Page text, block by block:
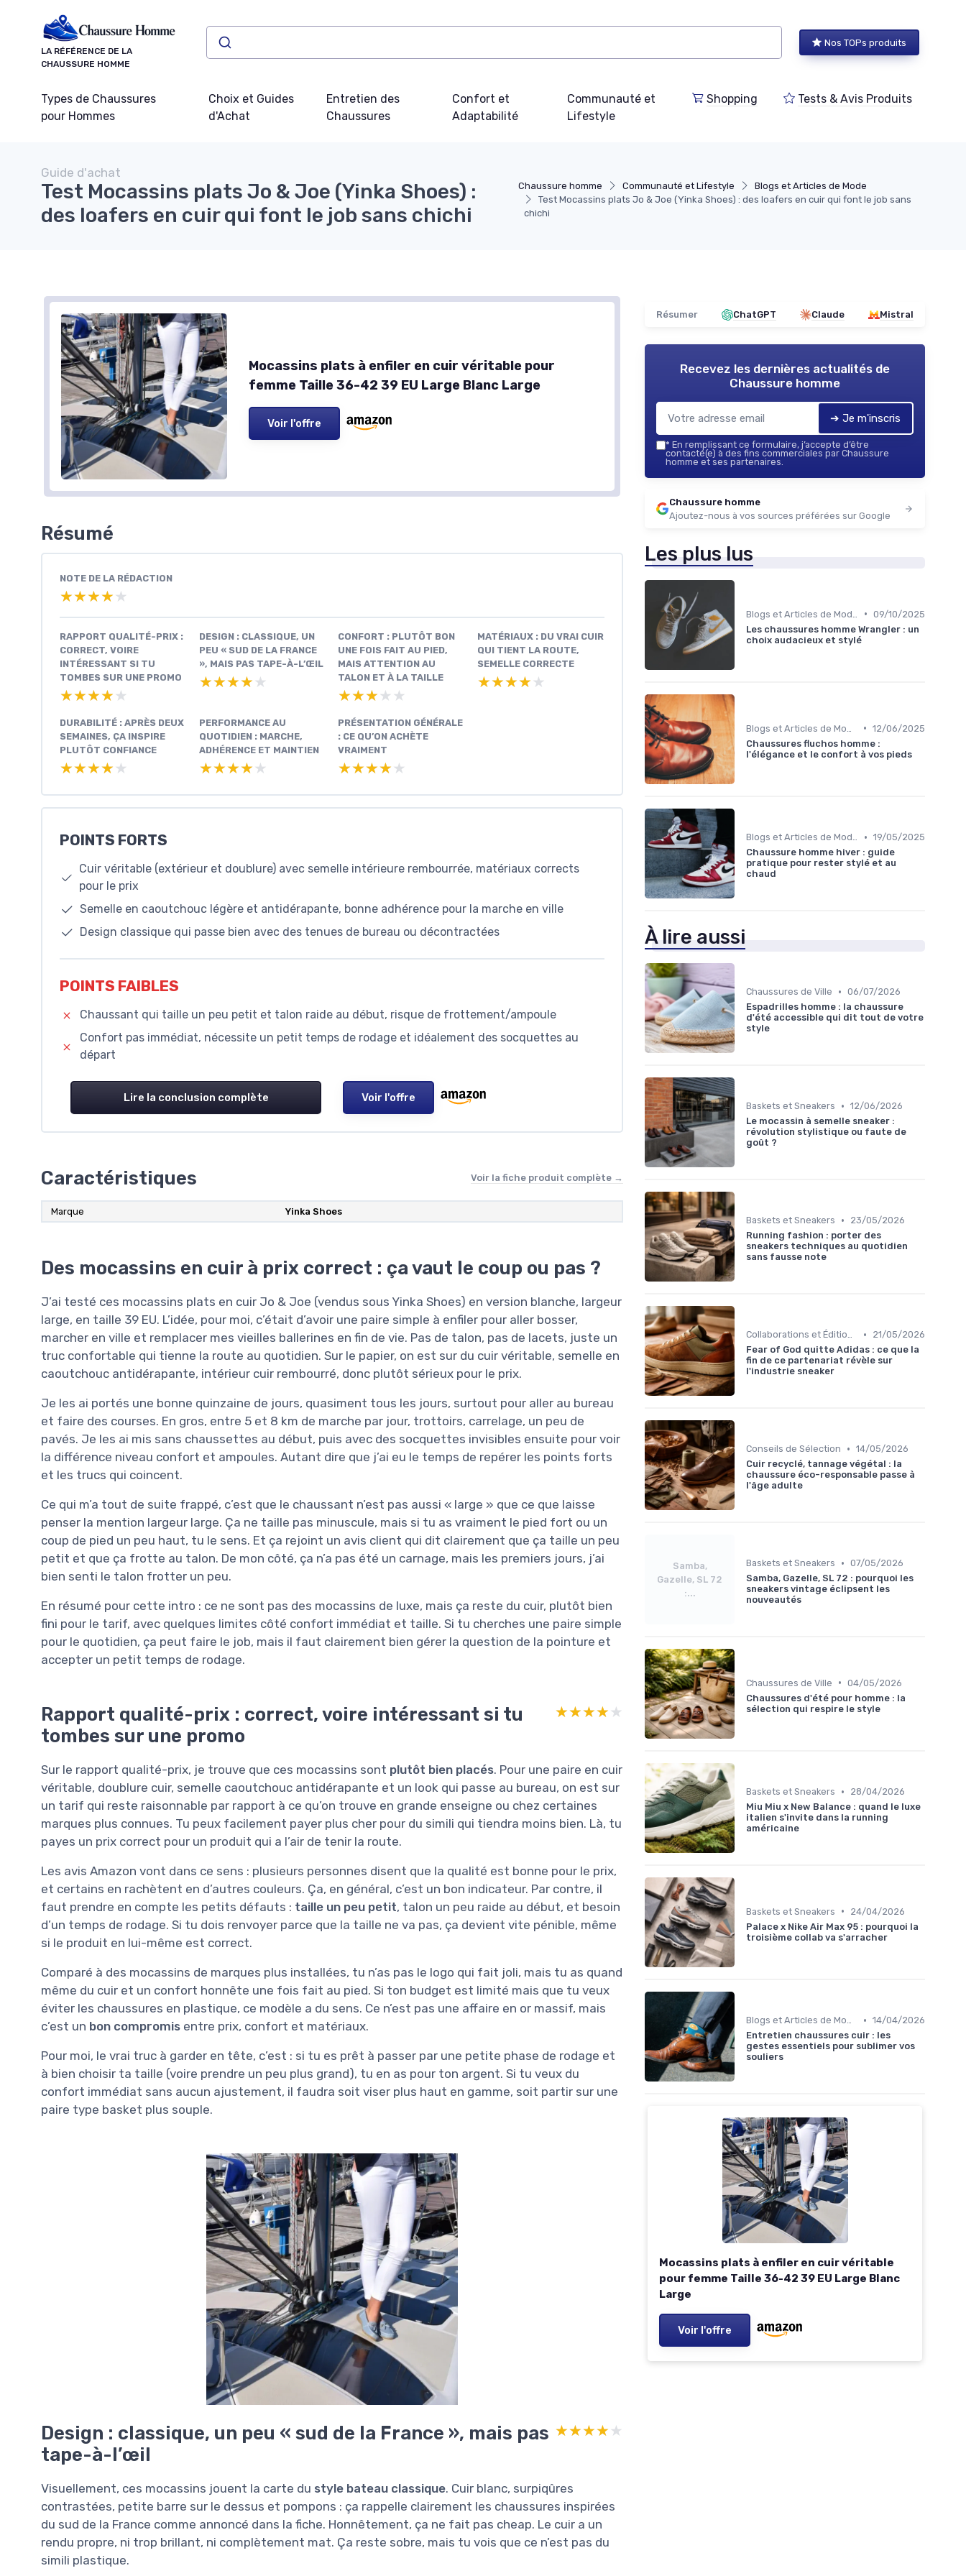
LA RÉFÉRENCE DE LA
CHAUSSURE HOMME
Nos TOPs produits
Types de Chaussures
pour Hommes
Choix et Guides
d'Achat
Entretien des
Chaussures
Confort et
Adaptabilité
Communauté et
Lifestyle
Shopping Tests & Avis Produits
Chaussure homme Communauté et Lifestyle
Blogs et Articles de Mode
Test Mocassins plats Jo & Joe (Yinka Shoes) : des loafers en cuir qui font le job sans
chichi
Guide d'achat
Test Mocassins plats Jo & Joe (Yinka Shoes) :
des loafers en cuir qui font le job sans chichi
Mocassins plats à enfiler en cuir véritable pour
femme Taille 36-42 39 EU Large Blanc Large
Voir l'offre
Résumé
NOTE DE LA RÉDACTION
★★★★★
★★★★★
RAPPORT QUALITÉ-PRIX :
CORRECT, VOIRE
INTÉRESSANT SI TU
TOMBES SUR UNE PROMO
★★★★★
★★★★★
DESIGN : CLASSIQUE, UN
PEU « SUD DE LA FRANCE
», MAIS PAS TAPE-À-L’ŒIL
★★★★★
★★★★★
CONFORT : PLUTÔT BON
UNE FOIS FAIT AU PIED,
MAIS ATTENTION AU
TALON ET À LA TAILLE
★★★★★
★★★★★
MATÉRIAUX : DU VRAI CUIR
QUI TIENT LA ROUTE,
SEMELLE CORRECTE
★★★★★
★★★★★
DURABILITÉ : APRÈS DEUX
SEMAINES, ÇA INSPIRE
PLUTÔT CONFIANCE
★★★★★
★★★★★
PERFORMANCE AU
QUOTIDIEN : MARCHE,
ADHÉRENCE ET MAINTIEN
★★★★★
★★★★★
PRÉSENTATION GÉNÉRALE
: CE QU’ON ACHÈTE
VRAIMENT
★★★★★
★★★★★
POINTS FORTS
Cuir véritable (extérieur et doublure) avec semelle intérieure rembourrée, matériaux corrects
pour le prix
Semelle en caoutchouc légère et antidérapante, bonne adhérence pour la marche en ville
Design classique qui passe bien avec des tenues de bureau ou décontractées
POINTS FAIBLES
Chaussant qui taille un peu petit et talon raide au début, risque de frottement/ampoule
Confort pas immédiat, nécessite un petit temps de rodage et idéalement des socquettes au
départ
Lire la conclusion complète Voir l'offre
Caractéristiques Voir la fiche produit complète →
Marque Yinka Shoes
Des mocassins en cuir à prix correct : ça vaut le coup ou pas ?
J’ai testé ces mocassins plats en cuir Jo & Joe (vendus sous Yinka Shoes) en version blanche, largeur
large, en taille 39 EU. L’idée, pour moi, c’était d’avoir une paire simple à enfiler pour aller bosser,
marcher en ville et remplacer mes vieilles ballerines en fin de vie. Pas de talon, pas de lacets, juste un
truc confortable qui tienne la route au quotidien. Sur le papier, on est sur du cuir véritable, semelle en
caoutchouc antidérapante, intérieur cuir rembourré, donc plutôt sérieux pour le prix.
Je les ai portés une bonne quinzaine de jours, quasiment tous les jours, surtout pour aller au bureau
et faire des courses. En gros, entre 5 et 8 km de marche par jour, trottoirs, carrelage, un peu de
pavés. Je les ai mis sans chaussettes au début, puis avec des socquettes invisibles ensuite pour voir
la différence niveau confort et ampoules. Autant dire que j’ai eu le temps de repérer les points forts
et les trucs qui coincent.
Ce qui m’a tout de suite frappé, c’est que le chaussant n’est pas aussi « large » que ce que laisse
penser la mention largeur large. Ça ne taille pas minuscule, mais si tu as vraiment le pied fort ou un
coup de pied un peu haut, tu le sens. Et ça rejoint un avis client qui dit clairement que ça taille un peu
petit et que ça frotte au talon. De mon côté, ça n’a pas été un carnage, mais les premiers jours, j’ai
bien senti le talon frotter un peu.
En résumé pour cette intro : ce ne sont pas des mocassins de luxe, mais ça reste du cuir, plutôt bien
fini pour le tarif, avec quelques limites côté confort immédiat et taille. Si tu cherches une paire simple
pour le quotidien, ça peut faire le job, mais il faut clairement bien gérer la question de la pointure et
accepter un petit temps de rodage.
Rapport qualité-prix : correct, voire intéressant si tu
tombes sur une promo
★★★★★
★★★★★
Sur le rapport qualité-prix, je trouve que ces mocassins sont plutôt bien placés. Pour une paire en cuir
véritable, doublure cuir, semelle caoutchouc antidérapante et un look qui passe au bureau, on est sur
un tarif qui reste raisonnable par rapport à ce qu’on trouve en grande enseigne ou chez certaines
marques plus connues. Tu peux facilement payer plus cher pour du simili qui tiendra moins bien. Là, tu
payes un prix correct pour un produit qui a l’air de tenir la route.
Les avis Amazon vont dans ce sens : plusieurs personnes disent que la qualité est bonne pour le prix,
et certains en rachètent en d’autres couleurs. Ça, en général, c’est un bon indicateur. Par contre, il
faut prendre en compte les petits défauts : taille un peu petit, talon un peu raide au début, et besoin
d’un temps de rodage. Si tu dois renvoyer parce que la taille ne va pas, ça devient vite pénible, même
si le produit en lui-même est correct.
Comparé à des mocassins de marques plus installées, tu n’as pas le logo qui fait joli, mais tu as quand
même du cuir et un confort honnête une fois fait au pied. Si ton budget est limité mais que tu veux
éviter les chaussures en plastique, ce modèle a du sens. Ce n’est pas une affaire en or massif, mais
c’est un bon compromis entre prix, confort et matériaux.
Pour moi, le vrai truc à garder en tête, c’est : si tu es prêt à passer par une petite phase de rodage et
à bien choisir ta taille (voire prendre un peu plus grand), tu en as pour ton argent. Si tu veux du
confort immédiat sans aucun ajustement, il faudra soit viser plus haut en gamme, soit partir sur une
paire type basket plus souple.
Design : classique, un peu « sud de la France », mais pas
tape-à-l’œil
★★★★★
★★★★★
Visuellement, ces mocassins jouent la carte du style bateau classique. Cuir blanc, surpiqûres
contrastées, petite barre sur le dessus et pompons : ça rappelle clairement les chaussures inspirées
du sud de la France comme annoncé dans la fiche. Honnêtement, ça ne fait pas cheap. Le cuir a un
rendu propre, ni trop brillant, ni complètement mat. Ça reste sobre, mais tu vois que ce n’est pas du
simili plastique.
Résumer ChatGPT Claude Mistral
Recevez les dernières actualités de
Chaussure homme
➔ Je m'inscris
* En remplissant ce formulaire, j’accepte d’être
contacté(e) à des fins commerciales par Chaussure
homme et ses partenaires.
Chaussure homme
Ajoutez-nous à vos sources préférées sur Google
Les plus lus
• 09/10/2025
Les chaussures homme Wrangler : un
choix audacieux et stylé
• 12/06/2025
Chaussures fluchos homme :
l'élégance et le confort à vos pieds
Blogs et Articles de Mode • 19/05/2025
Chaussure homme hiver : guide
pratique pour rester stylé et au
chaud
À lire aussi
Chaussures de Ville • 06/07/2026
Espadrilles homme : la chaussure
d'été accessible qui dit tout de votre
style
Baskets et Sneakers • 12/06/2026
Le mocassin à semelle sneaker :
révolution stylistique ou faute de
goût ?
Baskets et Sneakers •
23/05/2026
Running fashion : porter des
sneakers techniques au quotidien
sans fausse note
Collaborations et Éditions Limitées •
21/05/2026
Fear of God quitte Adidas : ce que la
fin de ce partenariat révèle sur
l'industrie sneaker
Conseils de Sélection • 14/05/2026
Cuir recyclé, tannage végétal : la
chaussure éco-responsable passe à
l'âge adulte
Samba,
Gazelle, SL 72
:...
Baskets et Sneakers • 07/05/2026
Samba, Gazelle, SL 72 : pourquoi les
sneakers vintage éclipsent les
nouveautés
Chaussures de Ville • 04/05/2026
Chaussures d'été pour homme : la
sélection qui respire le style
Baskets et Sneakers •
28/04/2026
Miu Miu x New Balance : quand le luxe
italien s'invite dans la running
américaine
Baskets et Sneakers •
24/04/2026
Palace x Nike Air Max 95 : pourquoi la
troisième collab va s'arracher
Blogs et Articles de Mode • 14/04/2026
Entretien chaussures cuir : les
gestes essentiels pour sublimer vos
souliers
Mocassins plats à enfiler en cuir véritable
pour femme Taille 36-42 39 EU Large Blanc
Large
Voir l'offre